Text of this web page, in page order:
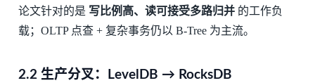
论文针对的是 写比例高、读可接受多路归并的工作负
载；OLTP 点查 + 复杂事务仍以 B-Tree 为主流。
2.2 生产分叉：LevelDB → RocksDB